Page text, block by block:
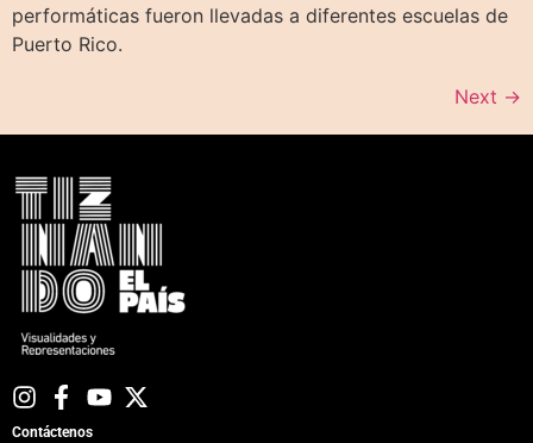
performáticas fueron llevadas a diferentes escuelas de
Puerto Rico.
Next →
Contáctenos